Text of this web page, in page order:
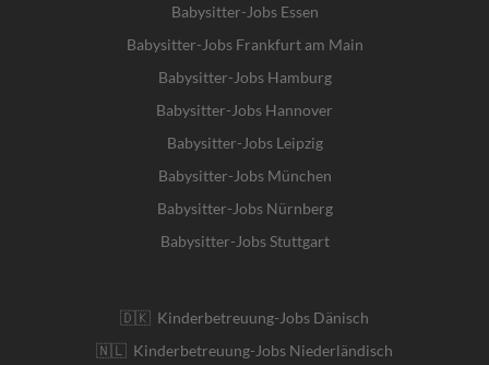
Babysitter-Jobs Essen
Babysitter-Jobs Frankfurt am Main
Babysitter-Jobs Hamburg
Babysitter-Jobs Hannover
Babysitter-Jobs Leipzig
Babysitter-Jobs München
Babysitter-Jobs Nürnberg
Babysitter-Jobs Stuttgart
🇩🇰 Kinderbetreuung-Jobs Dänisch
🇳🇱 Kinderbetreuung-Jobs Niederländisch